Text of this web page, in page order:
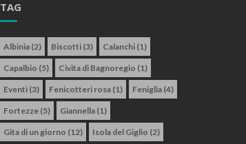
TAG
Albinia (2) Biscotti (3) Calanchi (1)
Capalbio (5) Civita di Bagnoregio (1)
Eventi (3) Fenicotteri rosa (1) Feniglia (4)
Fortezze (5) Giannella (1)
Gita di un giorno (12) Isola del Giglio (2)